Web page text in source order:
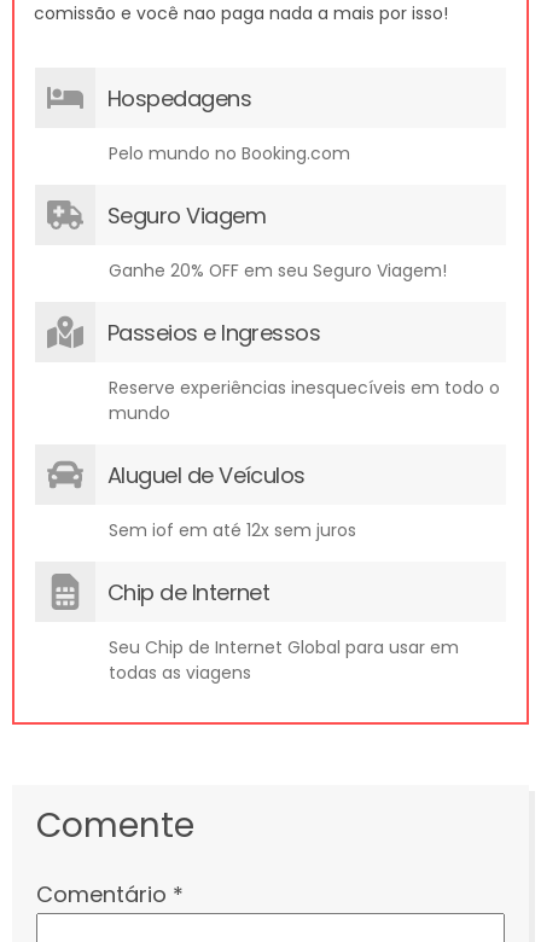
comissão e você nao paga nada a mais por isso!
Hospedagens
Pelo mundo no Booking.com
Seguro Viagem
Ganhe 20% OFF em seu Seguro Viagem!
Passeios e Ingressos
Reserve experiências inesquecíveis em todo o
mundo
Aluguel de Veículos
Sem iof em até 12x sem juros
Chip de Internet
Seu Chip de Internet Global para usar em
todas as viagens
Comente
Comentário *